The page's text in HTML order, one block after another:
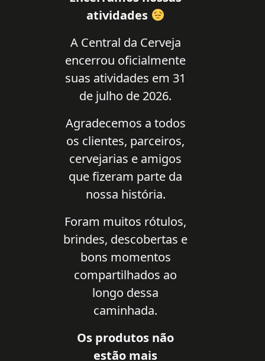
atividades
A Central da Cerveja
encerrou oficialmente
suas atividades em 31
de julho de 2026.
Agradecemos a todos
os clientes, parceiros,
cervejarias e amigos
que fizeram parte da
nossa história.
Foram muitos rótulos,
brindes, descobertas e
bons momentos
compartilhados ao
longo dessa
caminhada.
Os produtos não
estão mais